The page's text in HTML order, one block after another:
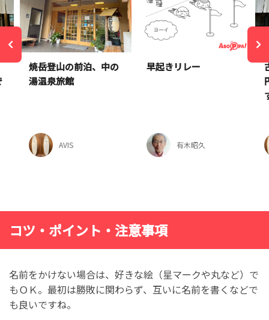
焼岳登山の前泊、中の
湯温泉旅館
AVIS
早起きリレー
有木昭久
コツ・ポイント・注意事項
名前をかけない場合は、好きな絵（星マークや丸など）で
もＯＫ。最初は勝敗に関わらず、互いに名前を書くなどで
も良いですね。